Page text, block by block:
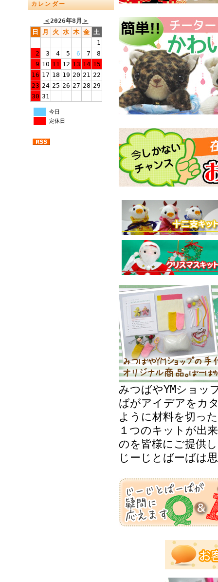
カレンダー
＜2026年8月 ＞
日
月 火 水 木 金 土
1
2
3 4 5 6 7
8
9 10 11 12 13 14 15
16 17 18 19 20 21 22
23 24 25 26 27 28 29
30 31
今日
定休日
みつばやYMショッ
ばがアイデアをカ
ように材料を切っ
１つのキットが出
のを皆様にご提供
じーじとばーばは